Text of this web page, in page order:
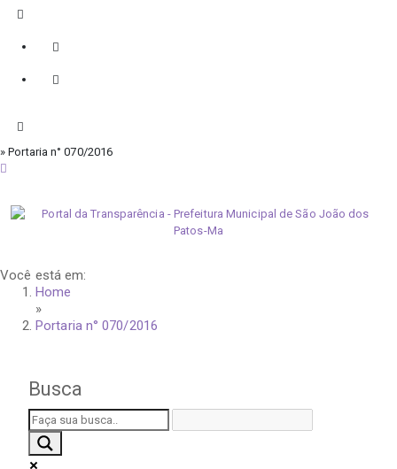
» Portaria n° 070/2016
Você está em:
Home
»
Portaria n° 070/2016
Busca